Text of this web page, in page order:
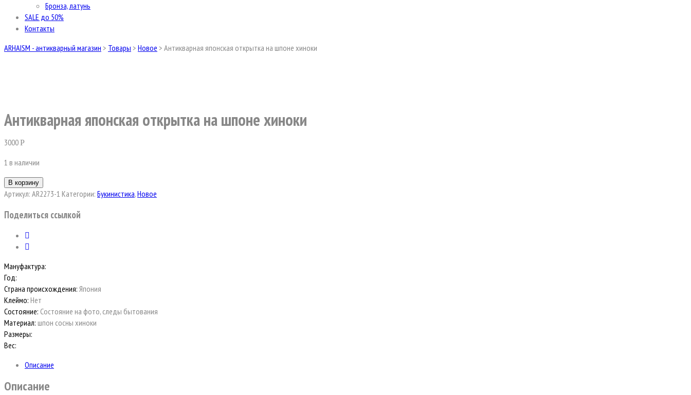
Бронза, латунь
SALE до 50%
Контакты
ARHAISM - антикварный магазин > Товары > Новое > Антикварная японская открытка на шпоне хиноки
Антикварная японская открытка на шпоне хиноки
3000Р
1 в наличии
В корзину
Артикул: AR2273-1 Категории: Букинистика,Новое
Поделиться ссылкой
Мануфактура:
Год:
Страна происхождения: Япония
Клеймо: Нет
Состояние: Состояние на фото, следы бытования
Материал: шпон сосны хиноки
Размеры:
Вес:
Описание
Описание